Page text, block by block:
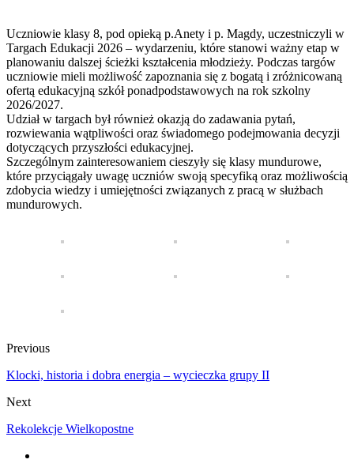
Uczniowie klasy 8, pod opieką p.Anety i p. Magdy, uczestniczyli w
Targach Edukacji 2026 – wydarzeniu, które stanowi ważny etap w
planowaniu dalszej ścieżki kształcenia młodzieży. Podczas targów
uczniowie mieli możliwość zapoznania się z bogatą i zróżnicowaną
ofertą edukacyjną szkół ponadpodstawowych na rok szkolny
2026/2027.
Udział w targach był również okazją do zadawania pytań,
rozwiewania wątpliwości oraz świadomego podejmowania decyzji
dotyczących przyszłości edukacyjnej.
Szczególnym zainteresowaniem cieszyły się klasy mundurowe,
które przyciągały uwagę uczniów swoją specyfiką oraz możliwością
zdobycia wiedzy i umiejętności związanych z pracą w służbach
mundurowych.
Previous
Klocki, historia i dobra energia – wycieczka grupy II
Next
Rekolekcje Wielkopostne